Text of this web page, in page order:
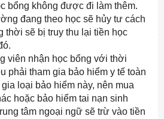
bổng không được đi làm thêm.
đang theo học sẽ hủy tư cách
thời sẽ bị truy thu lại tiền học
viên nhận học bổng với thời
phải tham gia bảo hiểm y tế toàn
loại bảo hiểm này, nên mua
hoặc bảo hiểm tai nạn sinh
tâm ngoại ngữ sẽ trừ vào tiền